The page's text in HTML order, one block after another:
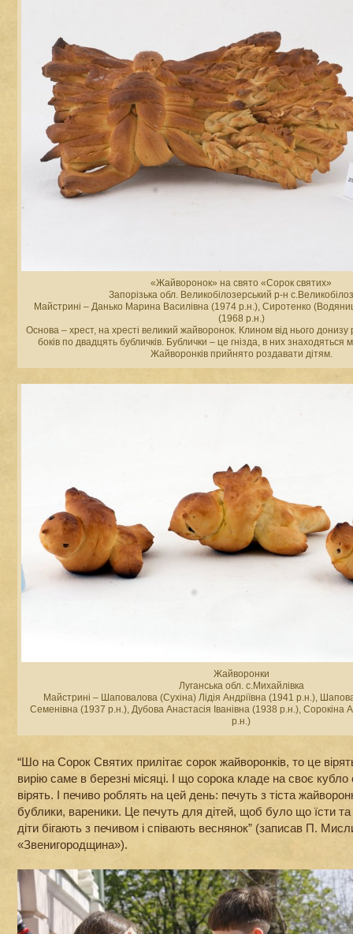
«Жайворонок» на свято «Сорок святих»
Запорізька обл. Великобілозерський р-н
Майстрині – Данько Марина Василівна (1974 р.н.), Сиротенко
(1968 р.н.)
Основа – хрест, на хресті великий жайворонок. Клином від нього
боків по двадцять бубличків. Бублички – це гнізда, в них знаходяться
Жайворонків прийнято роздавати дітям.
Жайворонки
Луганська обл. с.Михайлівка
Майстрині – Шаповалова (Сухіна) Лідія Андріївна (1941 р.н.),
Семенівна (1937 р.н.), Дубова Анастасія Іванівна (1938 р.н.), Сорокіна
р.н.)
“Шо на Сорок Святих прилітає сорок жайворонків, то це
вирію саме в березні місяці. І що сорока кладе на своє кубло
вірять. І печиво роблять на цей день: печуть з тіста
бублики, вареники. Це печуть для дітей, щоб було що їсти
діти бігають з печивом і співають веснянок” (записав П.
«Звенигородщина»).